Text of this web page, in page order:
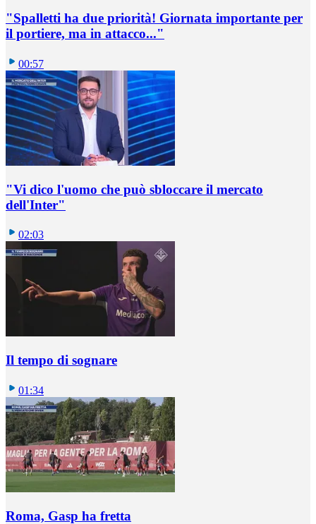
"Spalletti ha due priorità! Giornata importante per
il portiere, ma in attacco..."
00:57
"Vi dico l'uomo che può sbloccare il mercato
dell'Inter"
02:03
Il tempo di sognare
01:34
Roma, Gasp ha fretta